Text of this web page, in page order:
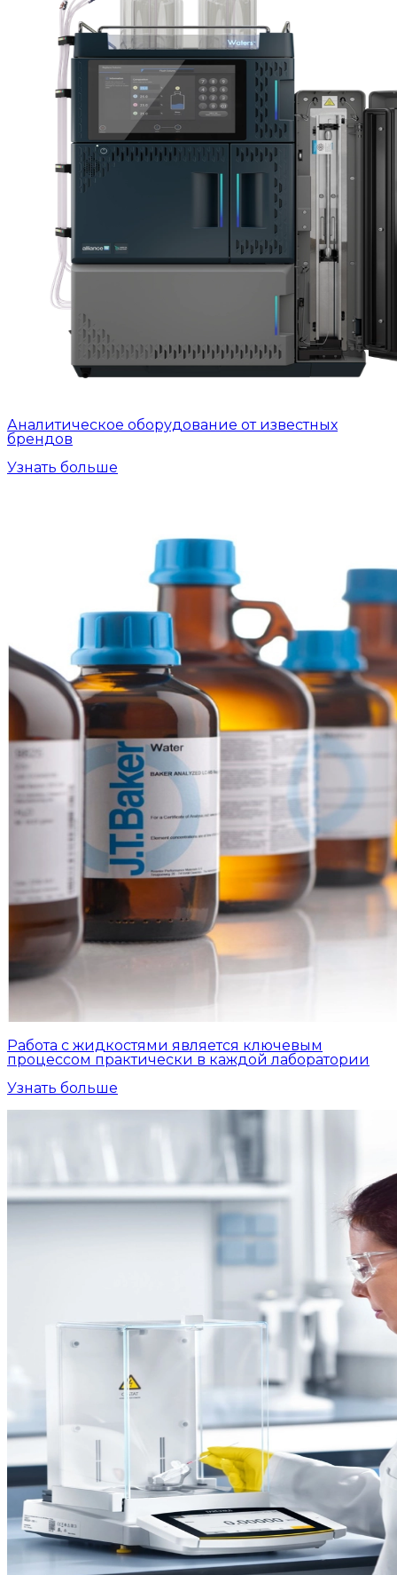
Аналитическое оборудование от известных
брендов
Узнать больше
Работа с жидкостями является ключевым
процессом практически в каждой лаборатории
Узнать больше